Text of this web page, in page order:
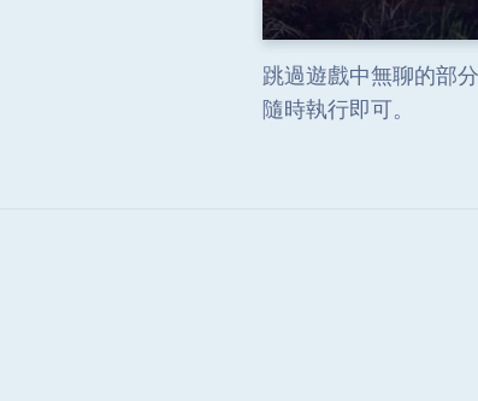
跳過遊戲中無聊的部
隨時執行即可。